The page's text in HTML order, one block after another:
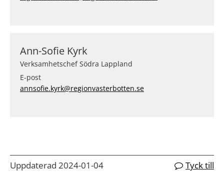
Ann-Sofie Kyrk
Verksamhetschef Södra Lappland
E-post
annsofie.kyrk@regionvasterbotten.se
Uppdaterad 2024-01-04 Tyck till